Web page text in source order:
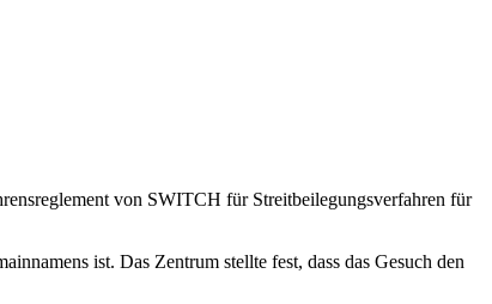
von SWITCH für Streitbeilegungsverfahren für
ist. Das Zentrum stellte fest, dass das Gesuch den